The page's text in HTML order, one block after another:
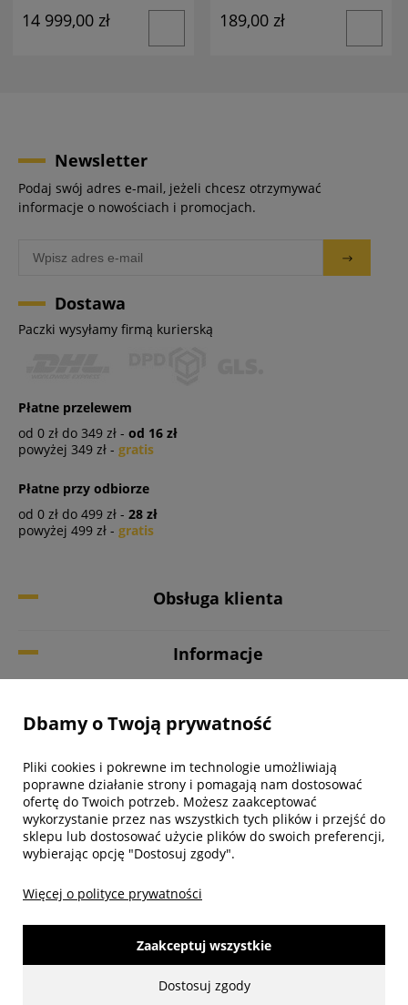
14 999,00 zł 189,00 zł
Newsletter
Podaj swój adres e-mail, jeżeli chcesz otrzymywać
informacje o nowościach i promocjach.
Dostawa
Paczki wysyłamy firmą kurierską
Płatne przelewem
od 0 zł do 349 zł - od 16 zł
powyżej 349 zł - gratis
Płatne przy odbiorze
od 0 zł do 499 zł - 28 zł
powyżej 499 zł - gratis
Obsługa klienta
Informacje
Biuro obsługi klienta
Dbamy o Twoją prywatność
Pliki cookies i pokrewne im technologie umożliwiają
poprawne działanie strony i pomagają nam dostosować
ofertę do Twoich potrzeb. Możesz zaakceptować
wykorzystanie przez nas wszystkich tych plików i przejść do
sklepu lub dostosować użycie plików do swoich preferencji,
wybierając opcję "Dostosuj zgody".
Więcej o polityce prywatności
Dostosuj zgody
Zaakceptuj wszystkie